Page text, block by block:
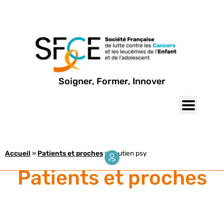
Soigner, Former, Innover
Accueil » Patients et proches»Soutien psy
Patients et proches